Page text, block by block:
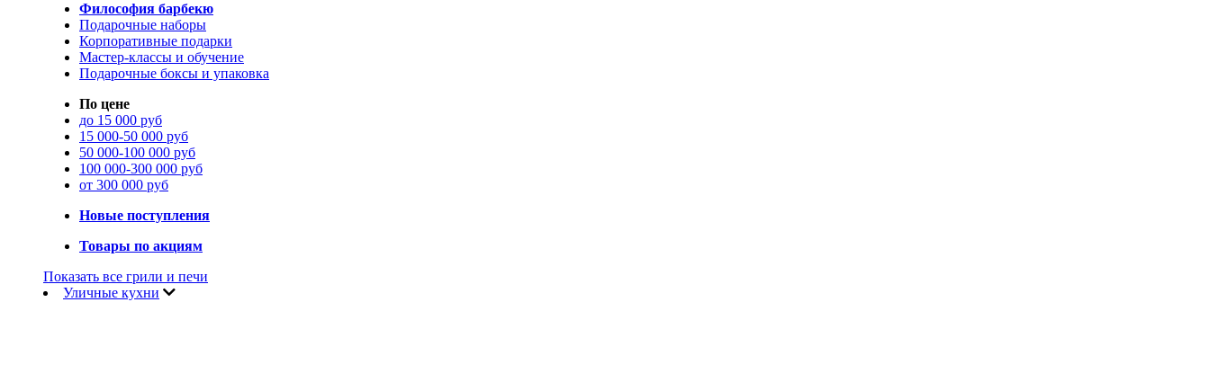
Философия барбекю
Подарочные наборы
Корпоративные подарки
Мастер-классы и обучение
Подарочные боксы и упаковка
По цене
до 15 000 руб
15 000-50 000 руб
50 000-100 000 руб
100 000-300 000 руб
от 300 000 руб
Новые поступления
Товары по акциям
Показать все грили и печи
Уличные кухни